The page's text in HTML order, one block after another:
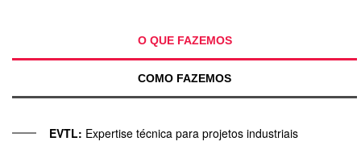
O QUE FAZEMOS
COMO FAZEMOS
EVTL: Expertise técnica para projetos industriais